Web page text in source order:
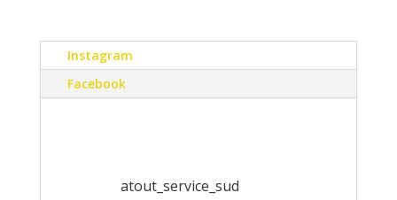
Instagram
Facebook
atout_service_sud